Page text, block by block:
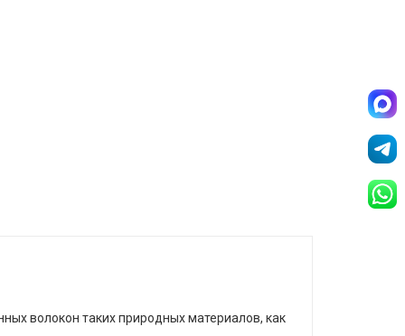
волокон таких природных материалов, как